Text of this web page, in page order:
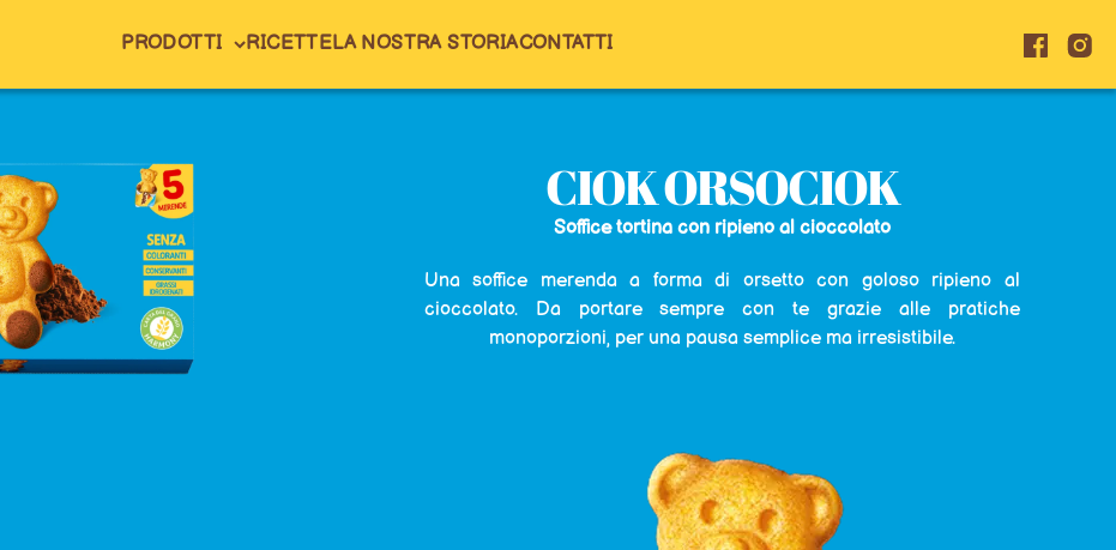
PRODOTTI RICETTELA NOSTRA STORIACONTATTI
CIOK ORSOCIOK
Soffice tortina con ripieno al cioccolato
Una soffice merenda a forma di orsetto con goloso ripieno al
cioccolato. Da portare sempre con te grazie alle pratiche
monoporzioni, per una pausa semplice ma irresistibile.